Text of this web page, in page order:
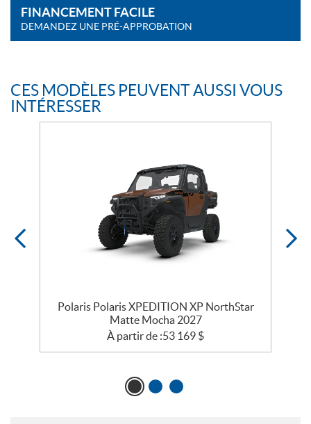
FINANCEMENT FACILE
DEMANDEZ UNE PRÉ-APPROBATION
CES MODÈLES PEUVENT AUSSI VOUS
INTÉRESSER
Polaris Polaris XPEDITION XP NorthStar
Matte Mocha 2027
À partir de :53 169 $